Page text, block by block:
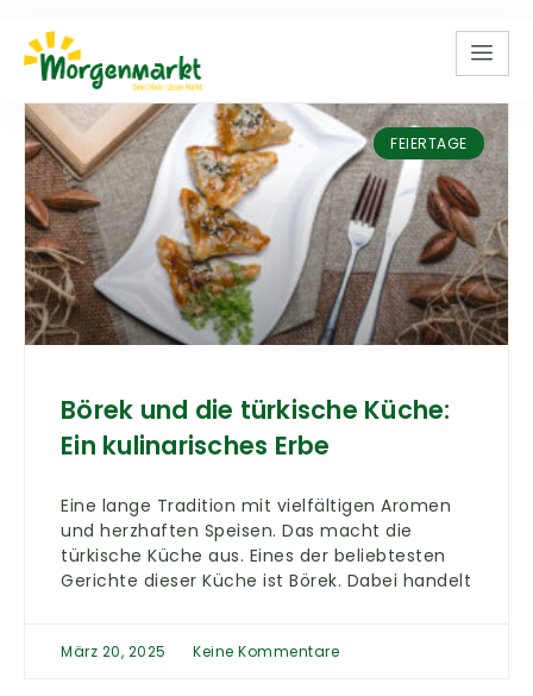
FEIERTAGE
Börek und die türkische Küche:
Ein kulinarisches Erbe
Eine lange Tradition mit vielfältigen Aromen
und herzhaften Speisen. Das macht die
türkische Küche aus. Eines der beliebtesten
Gerichte dieser Küche ist Börek. Dabei handelt
März 20, 2025 Keine Kommentare